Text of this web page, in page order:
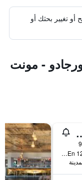
أو تغيير بحثك أو
- مونت
هوتل
كينتا داس اوليفيراس En 125, تافيرا, منطقة فارو, البرتغال